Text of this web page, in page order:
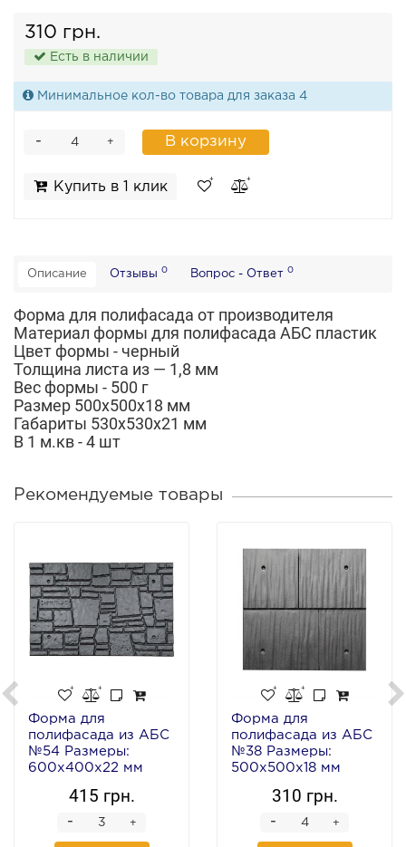
310 грн.
Есть в наличии
Минимальное кол-во товара для заказа 4
+
- В корзину
Купить в 1 клик
Описание Отзывы 0 Вопрос - Ответ 0
Форма для полифасада от производителя
Материал формы для полифасада АБС пластик
Цвет формы - черный
Толщина листа из — 1,8 мм
Вес формы - 500 г
Размер 500х500х18 мм
Габариты 530х530х21 мм
В 1 м.кв - 4 шт
Рекомендуемые товары
Форма для
полифасада из АБС
№54 Размеры:
600х400х22 мм
415 грн.
+
-
Форма для
полифасада из АБС
№38 Размеры:
500х500х18 мм
310 грн.
+
-